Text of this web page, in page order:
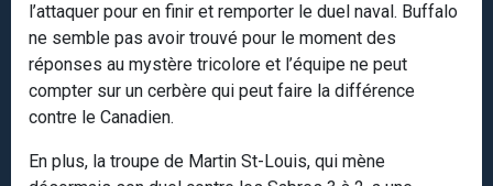
l’attaquer pour en finir et remporter le duel naval. Buffalo
ne semble pas avoir trouvé pour le moment des
réponses au mystère tricolore et l’équipe ne peut
compter sur un cerbère qui peut faire la différence
contre le Canadien.
En plus, la troupe de Martin St-Louis, qui mène